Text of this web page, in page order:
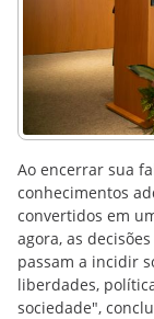
Ao encerrar sua
conhecimentos
convertidos em
agora, as
passam a incidir
liberdades,
sociedade",